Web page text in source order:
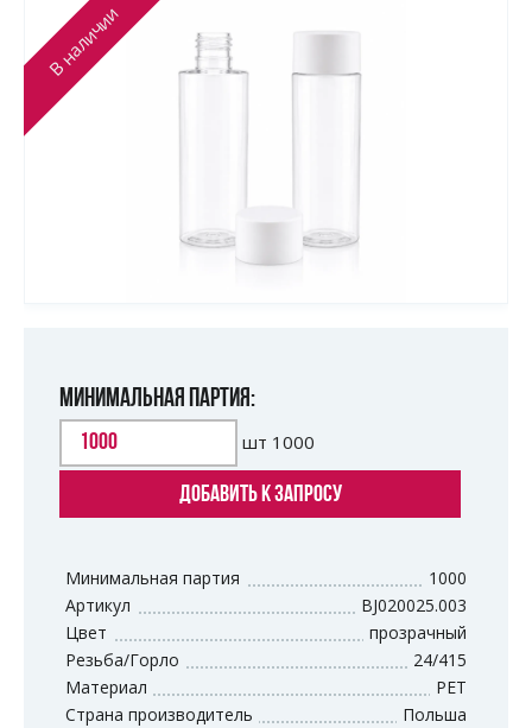
В наличии
МИНИМАЛЬНАЯ ПАРТИЯ:
шт 1000
ДОБАВИТЬ К ЗАПРОСУ
Минимальная партия
1000
Артикул
BJ020025.003
Цвет
прозрачный
Резьба/Горло
24/415
Материал
PET
Страна производитель
Польша